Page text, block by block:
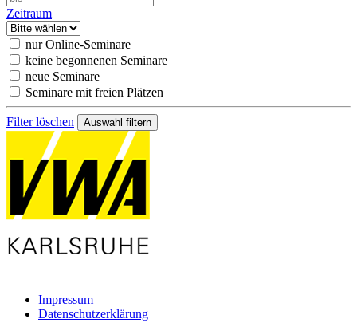
Zeitraum
nur Online-Seminare
keine begonnenen Seminare
neue Seminare
Seminare mit freien Plätzen
Filter löschen
Impressum
Datenschutzerklärung